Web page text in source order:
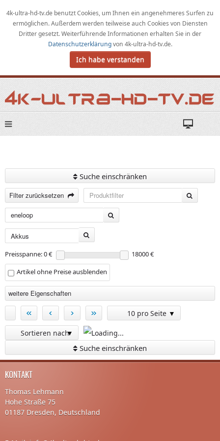
4k-ultra-hd-tv.de benutzt Cookies, umIhnen ein angenehmeres Surfen zu
ermöglichen.Außerdem werden teilweise auch Cookies von Diensten
Dritter gesetzt. Weiterführende Informationen erhalten Sie in der
Datenschutzerklärungvon 4k-ultra-hd-tv.de.
Ich habe verstanden
Suche einschränken
Filter zurücksetzen
Preisspanne: 0 €
18000 €
Artikel ohne Preise ausblenden
weitere Eigenschaften
« ‹ › » 10 pro Seite
Sortieren nach
Suche einschränken
KONTAKT
Thomas Lehmann
Hohe Straße 75
01187 Dresden, Deutschland